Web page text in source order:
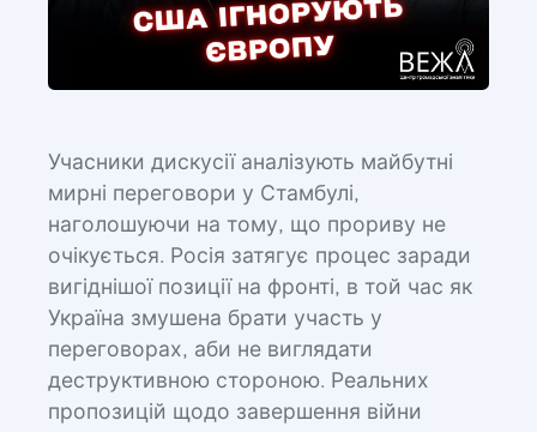
Учасники дискусії аналізують майбутні
мирні переговори у Стамбулі,
наголошуючи на тому, що прориву не
очікується. Росія затягує процес заради
вигіднішої позиції на фронті, в той час як
Україна змушена брати участь у
переговорах, аби не виглядати
деструктивною стороною. Реальних
пропозицій щодо завершення війни